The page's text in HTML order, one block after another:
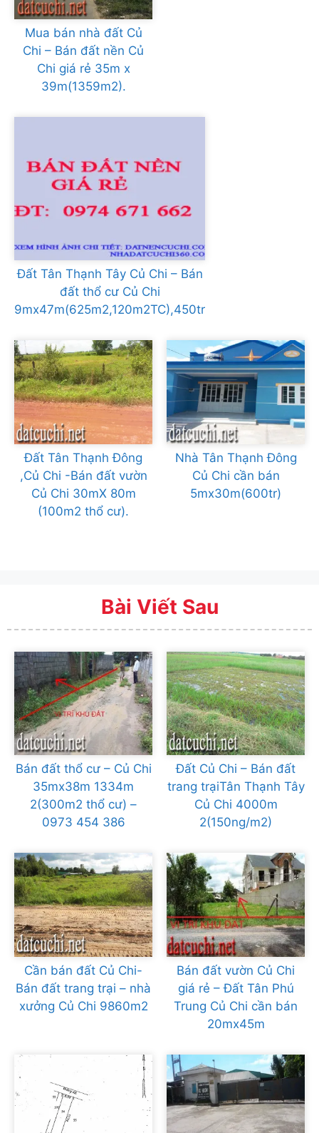
Mua bán nhà đất Củ
Chi – Bán đất nền Củ
Chi giá rẻ 35m x
39m(1359m2).
Đất Tân Thạnh Tây Củ Chi – Bán
đất thổ cư Củ Chi
9mx47m(625m2,120m2TC),450tr
Đất Tân Thạnh Đông
,Củ Chi -Bán đất vườn
Củ Chi 30mX 80m
(100m2 thổ cư).
Nhà Tân Thạnh Đông
Củ Chi cần bán
5mx30m(600tr)
Bài Viết Sau
Bán đất thổ cư – Củ Chi
35mx38m 1334m
2(300m2 thổ cư) –
0973 454 386
Đất Củ Chi – Bán đất
trang trạiTân Thạnh Tây
Củ Chi 4000m
2(150ng/m2)
Cần bán đất Củ Chi-
Bán đất trang trại – nhà
xưởng Củ Chi 9860m2
Bán đất vườn Củ Chi
giá rẻ – Đất Tân Phú
Trung Củ Chi cần bán
20mx45m